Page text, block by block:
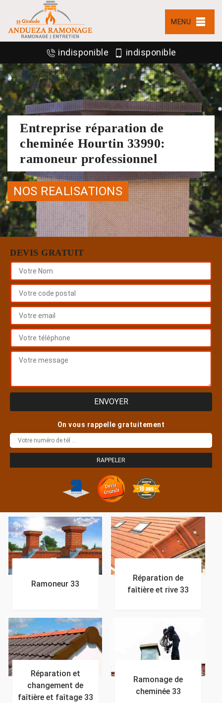
MENU
indisponible indisponible
Entreprise réparation de
cheminée Hourtin 33990:
ramoneur professionnel
NOS REALISATIONS
DEVIS GRATUIT
On vous rappelle gratuitement
Ramoneur 33
Réparation de
faîtière et rive 33
Réparation et
changement de
faîtière et faîtage 33
Ramonage de
cheminée 33